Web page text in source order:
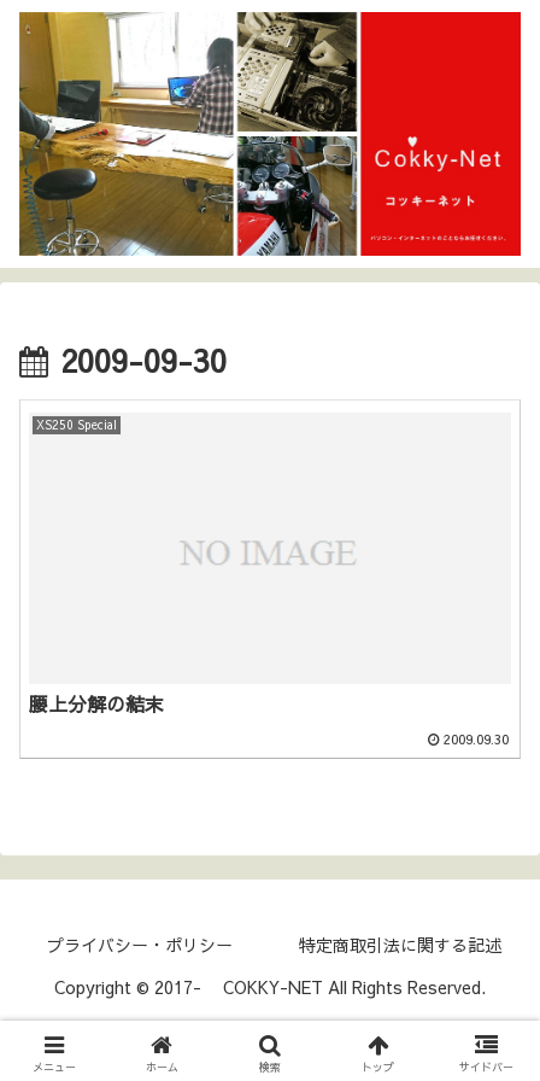
2009-09-30
XS250 Special
腰上分解の結末
2009.09.30
プライバシー・ポリシー
特定商取引法に関する記述
Copyright © 2017- COKKY-NET All Rights Reserved.
メニュー ホーム 検索 トップ サイドバー